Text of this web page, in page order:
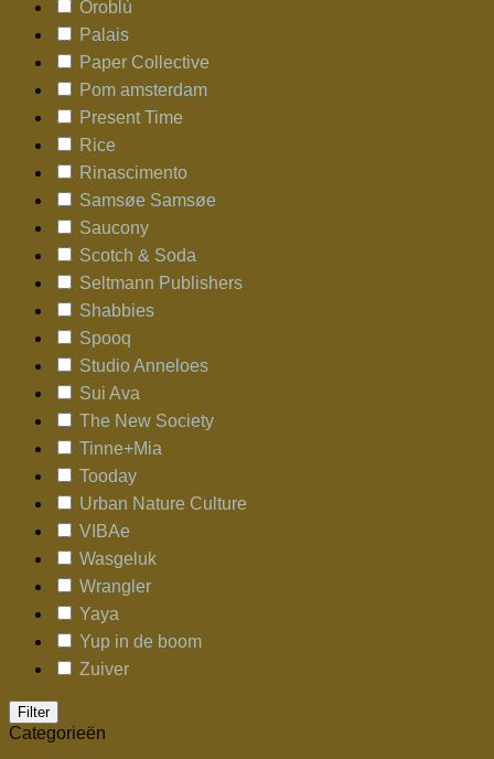
Oroblù
Palais
Paper Collective
Pom amsterdam
Present Time
Rice
Rinascimento
Samsøe Samsøe
Saucony
Scotch & Soda
Seltmann Publishers
Shabbies
Spooq
Studio Anneloes
Sui Ava
The New Society
Tinne+Mia
Tooday
Urban Nature Culture
VIBAe
Wasgeluk
Wrangler
Yaya
Yup in de boom
Zuiver
Filter
Categorieën